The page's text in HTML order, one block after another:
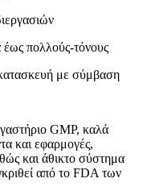
πολλούς-τόνους
με σύμβαση
GMP, καλά
και εφαρμογές,
και άθικτο σύστημα
από το FDA των